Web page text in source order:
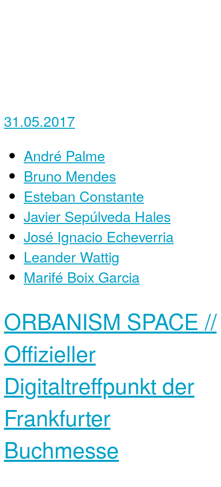
31.05.2017
André Palme
Bruno Mendes
Esteban Constante
Javier Sepúlveda Hales
José Ignacio Echeverria
Leander Wattig
Marifé Boix Garcia
ORBANISM SPACE //
Offizieller
Digitaltreffpunkt der
Frankfurter
Buchmesse